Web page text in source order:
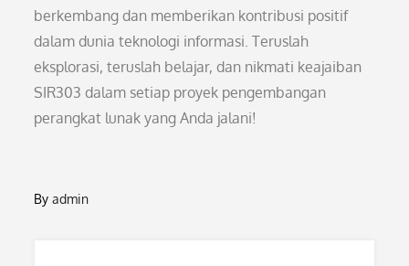
berkembang dan memberikan kontribusi positif
dalam dunia teknologi informasi. Teruslah
eksplorasi, teruslah belajar, dan nikmati keajaiban
SIR303 dalam setiap proyek pengembangan
perangkat lunak yang Anda jalani!
Byadmin